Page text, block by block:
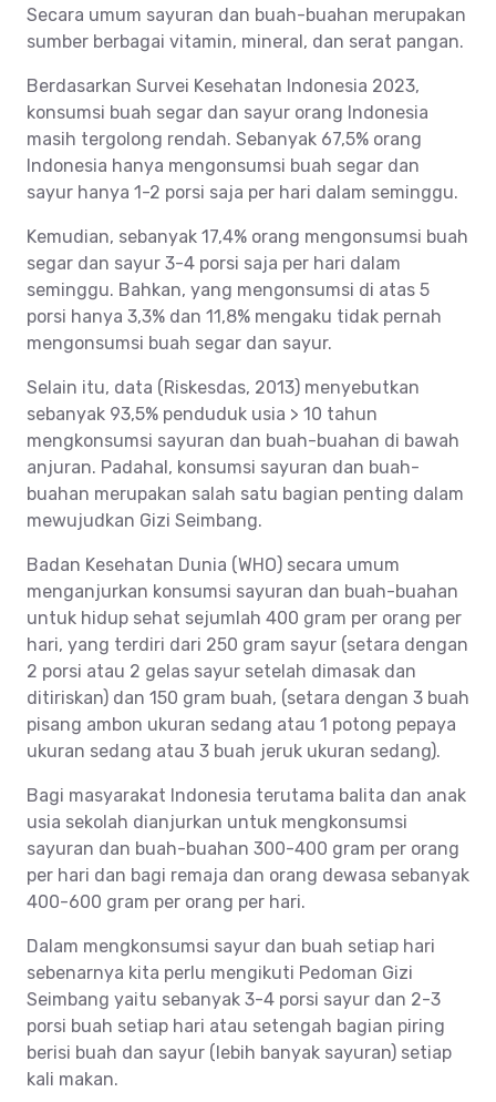
Secara umum sayuran dan buah-buahan merupakan
sumber berbagai vitamin, mineral, dan serat pangan.
Berdasarkan Survei Kesehatan Indonesia 2023,
konsumsi buah segar dan sayur orang Indonesia
masih tergolong rendah. Sebanyak 67,5% orang
Indonesia hanya mengonsumsi buah segar dan
sayur hanya 1-2 porsi saja per hari dalam seminggu.
Kemudian, sebanyak 17,4% orang mengonsumsi buah
segar dan sayur 3-4 porsi saja per hari dalam
seminggu. Bahkan, yang mengonsumsi di atas 5
porsi hanya 3,3% dan 11,8% mengaku tidak pernah
mengonsumsi buah segar dan sayur.
Selain itu, data (Riskesdas, 2013) menyebutkan
sebanyak 93,5% penduduk usia > 10 tahun
mengkonsumsi sayuran dan buah-buahan di bawah
anjuran. Padahal, konsumsi sayuran dan buah-
buahan merupakan salah satu bagian penting dalam
mewujudkan Gizi Seimbang.
Badan Kesehatan Dunia (WHO) secara umum
menganjurkan konsumsi sayuran dan buah-buahan
untuk hidup sehat sejumlah 400 gram per orang per
hari, yang terdiri dari 250 gram sayur (setara dengan
2 porsi atau 2 gelas sayur setelah dimasak dan
ditiriskan) dan 150 gram buah, (setara dengan 3 buah
pisang ambon ukuran sedang atau 1 potong pepaya
ukuran sedang atau 3 buah jeruk ukuran sedang).
Bagi masyarakat Indonesia terutama balita dan anak
usia sekolah dianjurkan untuk mengkonsumsi
sayuran dan buah-buahan 300-400 gram per orang
per hari dan bagi remaja dan orang dewasa sebanyak
400-600 gram per orang per hari.
Dalam mengkonsumsi sayur dan buah setiap hari
sebenarnya kita perlu mengikuti Pedoman Gizi
Seimbang yaitu sebanyak 3-4 porsi sayur dan 2-3
porsi buah setiap hari atau setengah bagian piring
berisi buah dan sayur (lebih banyak sayuran) setiap
kali makan.